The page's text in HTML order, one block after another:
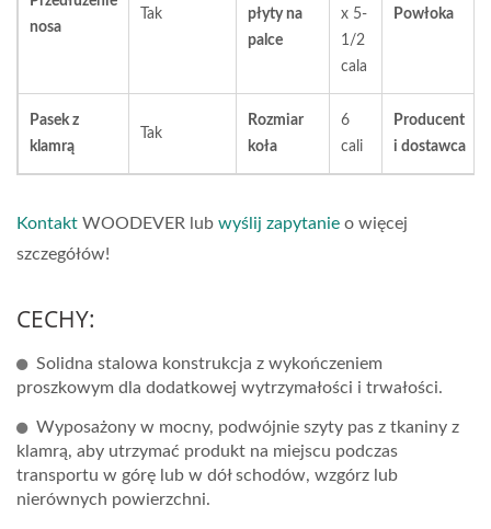
nosa
Tak
płyty na
palce
x 5-
1/2
cala
Powłoka
Pasek z
klamrą
Tak
Rozmiar
koła
6
cali
Producent
i dostawca
Kontakt WOODEVER lub wyślij zapytanie o więcej
szczegółów!
CECHY:
Solidna stalowa konstrukcja z wykończeniem
proszkowym dla dodatkowej wytrzymałości i trwałości.
Wyposażony w mocny, podwójnie szyty pas z tkaniny z
klamrą, aby utrzymać produkt na miejscu podczas
transportu w górę lub w dół schodów, wzgórz lub
nierównych powierzchni.